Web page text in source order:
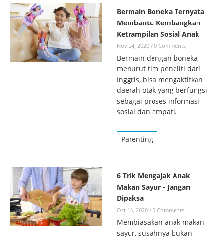
Bermain Boneka Ternyata
Membantu Kembangkan
Ketrampilan Sosial Anak
Nov 24, 2020 / 0 Comments
Bermain dengan boneka,
menurut tim peneliti dari
Inggris, bisa mengaktifkan
daerah otak yang berfungsi
sebagai proses informasi
sosial dan empati.
Parenting
6 Trik Mengajak Anak
Makan Sayur - Jangan
Dipaksa
Oct 16, 2020 / 0 Comments
Membiasakan anak makan
sayur, susahnya bukan